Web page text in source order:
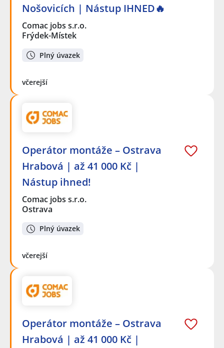
Nošovicích | Nástup IHNED🔥
Comac jobs s.r.o.
Frýdek-Místek
Plný úvazek
včerejší
Operátor montáže – Ostrava
Hrabová | až 41 000 Kč |
Nástup ihned!
Comac jobs s.r.o.
Ostrava
Plný úvazek
včerejší
Operátor montáže – Ostrava
Hrabová | až 41 000 Kč |